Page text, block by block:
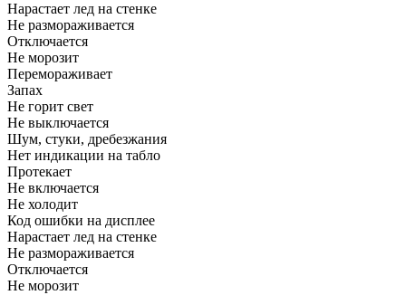
Нарастает лед на стенке
Не размораживается
Отключается
Не морозит
Перемораживает
Запах
Не горит свет
Не выключается
Шум, стуки, дребезжания
Нет индикации на табло
Протекает
Не включается
Не холодит
Код ошибки на дисплее
Нарастает лед на стенке
Не размораживается
Отключается
Не морозит